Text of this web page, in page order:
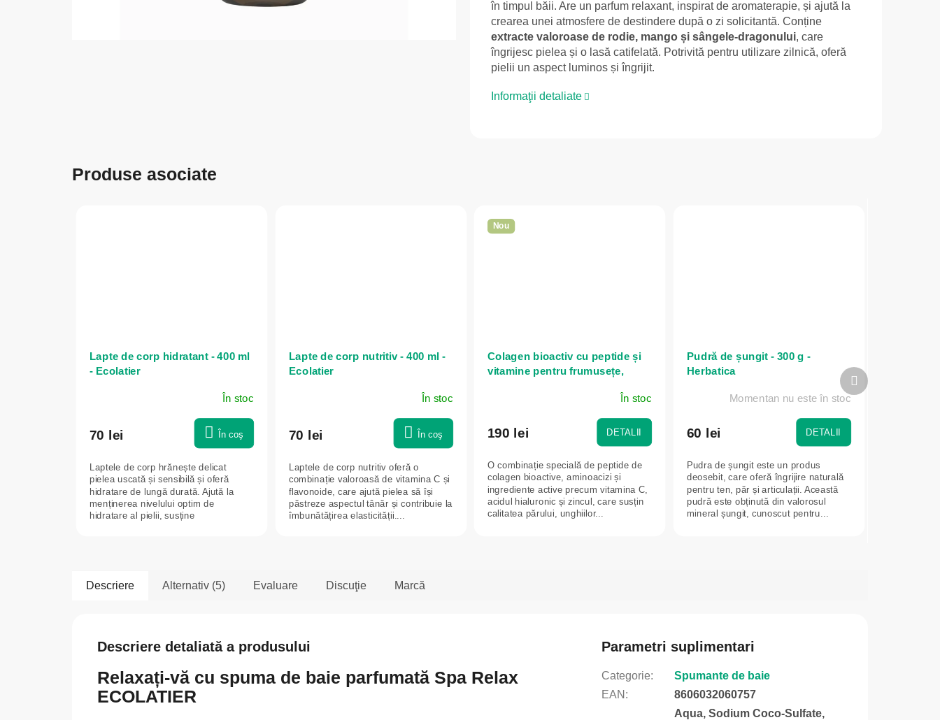
în timpul băii. Are un parfum relaxant, inspirat de aromaterapie, și ajută la
crearea unei atmosfere de destindere după o zi solicitantă. Conține
extracte valoroase de rodie, mango și sângele-dragonului, care
îngrijesc pielea și o lasă catifelată. Potrivită pentru utilizare zilnică, oferă
pielii un aspect luminos și îngrijit.
Informaţii detaliate
Produse asociate
Lapte de corp hidratant - 400 ml
- Ecolatier
În stoc
70 lei În coş
Laptele de corp hrănește delicat
pielea uscată și sensibilă și oferă
hidratare de lungă durată. Ajută la
menținerea nivelului optim de
hidratare al pielii, susține
Lapte de corp nutritiv - 400 ml -
Ecolatier
În stoc
70 lei În coş
Laptele de corp nutritiv oferă o
combinație valoroasă de vitamina C și
flavonoide, care ajută pielea să își
păstreze aspectul tânăr și contribuie la
îmbunătățirea elasticității....
Nou
Colagen bioactiv cu peptide și
vitamine pentru frumusețe,
În stoc
190 lei DETALII
O combinație specială de peptide de
colagen bioactive, aminoacizi și
ingrediente active precum vitamina C,
acidul hialuronic și zincul, care susțin
calitatea părului, unghiilor...
Pudră de șungit - 300 g -
Herbatica
Momentan nu este în stoc
60 lei DETALII
Pudra de șungit este un produs
deosebit, care oferă îngrijire naturală
pentru ten, păr și articulații. Această
pudră este obținută din valorosul
mineral șungit, cunoscut pentru...
Produsul
următor
Descriere Alternativ (5) Evaluare Discuţie Marcă
Descriere detaliată a produsului
Relaxați-vă cu spuma de baie parfumată Spa Relax
ECOLATIER
Parametri suplimentari
Categorie:
Spumante de baie
EAN : 8606032060757
Aqua, Sodium Coco-Sulfate,